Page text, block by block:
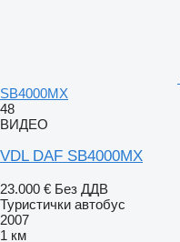
SB4000MX
48
ВИДЕО
VDL DAF SB4000MX
23.000 € Без ДДВ
Туристички автобус
2007
1 км